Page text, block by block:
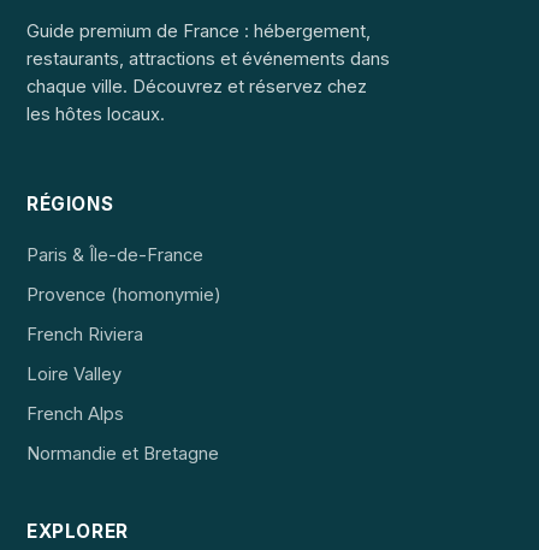
Guide premium de France : hébergement,
restaurants, attractions et événements dans
chaque ville. Découvrez et réservez chez
les hôtes locaux.
RÉGIONS
Paris & Île-de-France
Provence (homonymie)
French Riviera
Loire Valley
French Alps
Normandie et Bretagne
EXPLORER